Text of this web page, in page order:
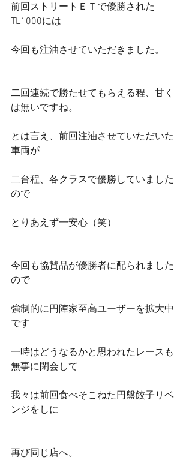
前回ストリートＥＴで優勝された
TL1000には
今回も注油させていただきました。
二回連続で勝たせてもらえる程、甘く
は無いですね。
とは言え、前回注油させていただいた
車両が
二台程、各クラスで優勝していました
ので
とりあえず一安心（笑）
今回も協賛品が優勝者に配られました
ので
強制的に円陣家至高ユーザーを拡大中
です
一時はどうなるかと思われたレースも
無事に閉会して
我々は前回食べそこねた円盤餃子リベ
ンジをしに
再び同じ店へ。